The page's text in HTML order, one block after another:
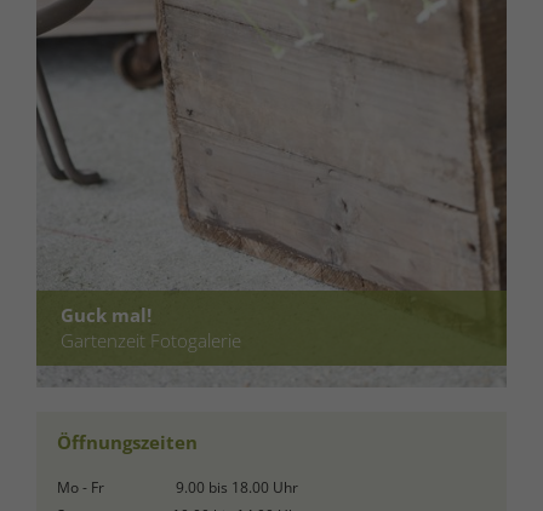
Guck mal!
Gartenzeit Fotogalerie
Öffnungszeiten
Mo - Fr
9.00 bis 18.00 Uhr